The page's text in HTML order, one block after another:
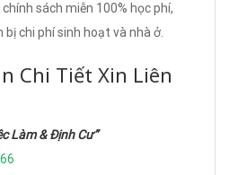
sách miễn 100% học phí,
bị chi phí sinh hoạt và nhà ở.
Chi Tiết Xin Liên
Làm & Định Cư”